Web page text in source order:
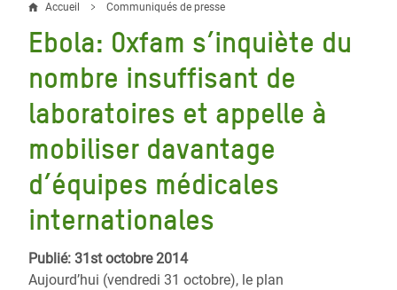
Fil
d'Ariane
Accueil Communiqués de presse
Ebola: Oxfam s’inquiète du
nombre insuffisant de
laboratoires et appelle à
mobiliser davantage
d’équipes médicales
internationales
Publié: 31st octobre 2014
Aujourd’hui (vendredi 31 octobre), le plan